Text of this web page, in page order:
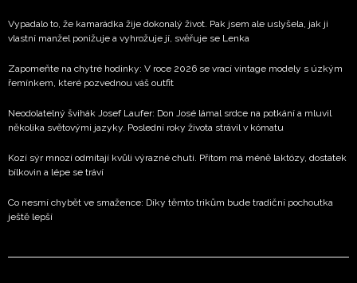
Vypadalo to, že kamarádka žije dokonalý život. Pak jsem ale uslyšela, jak ji
vlastní manžel ponižuje a vyhrožuje jí, svěřuje se Lenka
Zapomeňte na chytré hodinky: V roce 2026 se vrací vintage modely s úzkým
řemínkem, které pozvednou váš outfit
Neodolatelný švihák Josef Laufer: Don José lámal srdce na potkání a mluvil
několika světovými jazyky. Poslední roky života strávil v kómatu
Kozí sýr mnozí odmítají kvůli výrazné chuti. Přitom má méně laktózy, dostatek
bílkovin a lépe se tráví
Co nesmí chybět ve smažence: Díky těmto trikům bude tradiční pochoutka
ještě lepší